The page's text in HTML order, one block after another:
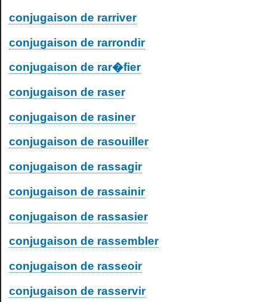
conjugaison de rarriver
conjugaison de rarrondir
conjugaison de rar�fier
conjugaison de raser
conjugaison de rasiner
conjugaison de rasouiller
conjugaison de rassagir
conjugaison de rassainir
conjugaison de rassasier
conjugaison de rassembler
conjugaison de rasseoir
conjugaison de rasservir